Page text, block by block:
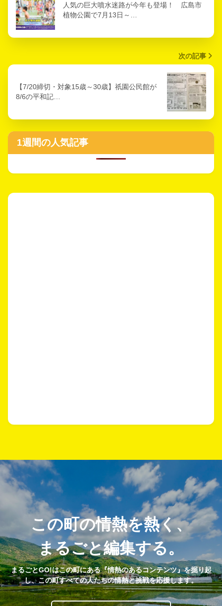
人気の巨大噴水迷路が今年も登場！ 広島市
植物公園で7月13日～…
次の記事
【7/20締切・対象15歳～30歳】祇園公民館が
8/6の平和記…
1週間の人気記事
この町の情熱を熱く、
まるごと編集する。
まるごとGO!はこの町にある『情熱のあるコンテンツ』を掘り起
し、この町すべての人たちの情熱と挑戦を応援します。